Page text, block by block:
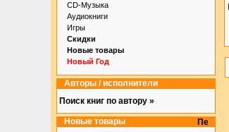
CD-Музыка
Аудиокниги
Игры
Скидки
Новые товары
Новый Год
Авторы / исполнители
Поиск книг по автору »
Новые товары